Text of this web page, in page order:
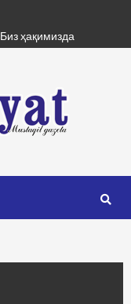
Биз ҳақимизда